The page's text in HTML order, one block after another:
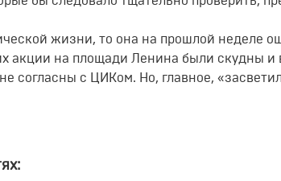
жизни, то она на прошлой неделе
акции на площади Ленина были скудны и
согласны с ЦИКом. Но, главное,